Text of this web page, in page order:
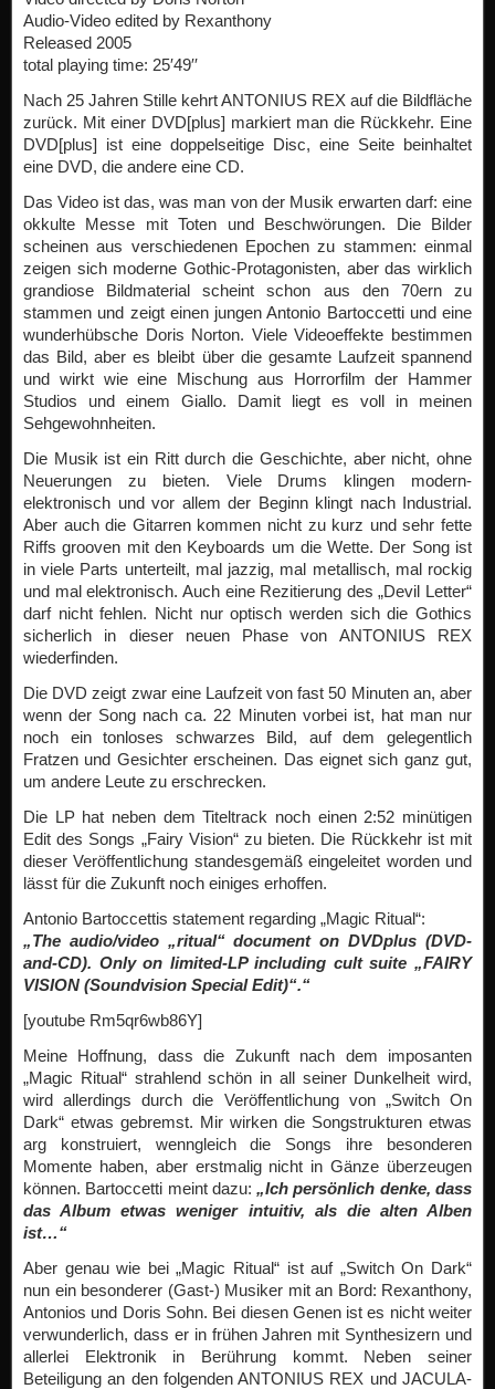
Audio-Video edited by Rexanthony
Released 2005
total playing time: 25′49′′
Nach 25 Jahren Stille kehrt ANTONIUS REX auf die Bildfläche
zurück. Mit einer DVD[plus] markiert man die Rückkehr. Eine
DVD[plus] ist eine doppelseitige Disc, eine Seite beinhaltet
eine DVD, die andere eine CD.
Das Video ist das, was man von der Musik erwarten darf: eine
okkulte Messe mit Toten und Beschwörungen. Die Bilder
scheinen aus verschiedenen Epochen zu stammen: einmal
zeigen sich moderne Gothic-Protagonisten, aber das wirklich
grandiose Bildmaterial scheint schon aus den 70ern zu
stammen und zeigt einen jungen Antonio Bartoccetti und eine
wunderhübsche Doris Norton. Viele Videoeffekte bestimmen
das Bild, aber es bleibt über die gesamte Laufzeit spannend
und wirkt wie eine Mischung aus Horrorfilm der Hammer
Studios und einem Giallo. Damit liegt es voll in meinen
Sehgewohnheiten.
Die Musik ist ein Ritt durch die Geschichte, aber nicht, ohne
Neuerungen zu bieten. Viele Drums klingen modern-
elektronisch und vor allem der Beginn klingt nach Industrial.
Aber auch die Gitarren kommen nicht zu kurz und sehr fette
Riffs grooven mit den Keyboards um die Wette. Der Song ist
in viele Parts unterteilt, mal jazzig, mal metallisch, mal rockig
und mal elektronisch. Auch eine Rezitierung des „Devil Letter“
darf nicht fehlen. Nicht nur optisch werden sich die Gothics
sicherlich in dieser neuen Phase von ANTONIUS REX
wiederfinden.
Die DVD zeigt zwar eine Laufzeit von fast 50 Minuten an, aber
wenn der Song nach ca. 22 Minuten vorbei ist, hat man nur
noch ein tonloses schwarzes Bild, auf dem gelegentlich
Fratzen und Gesichter erscheinen. Das eignet sich ganz gut,
um andere Leute zu erschrecken.
Die LP hat neben dem Titeltrack noch einen 2:52 minütigen
Edit des Songs „Fairy Vision“ zu bieten. Die Rückkehr ist mit
dieser Veröffentlichung standesgemäß eingeleitet worden und
lässt für die Zukunft noch einiges erhoffen.
Antonio Bartoccettis statement regarding „Magic Ritual“:
„The audio/video „ritual“ document on DVDplus (DVD-
and-CD). Only on limited-LP including cult suite „FAIRY
VISION (Soundvision Special Edit)“.“
[youtube Rm5qr6wb86Y]
Meine Hoffnung, dass die Zukunft nach dem imposanten
„Magic Ritual“ strahlend schön in all seiner Dunkelheit wird,
wird allerdings durch die Veröffentlichung von „Switch On
Dark“ etwas gebremst. Mir wirken die Songstrukturen etwas
arg konstruiert, wenngleich die Songs ihre besonderen
Momente haben, aber erstmalig nicht in Gänze überzeugen
können. Bartoccetti meint dazu: „Ich persönlich denke, dass
das Album etwas weniger intuitiv, als die alten Alben
ist…“
Aber genau wie bei „Magic Ritual“ ist auf „Switch On Dark“
nun ein besonderer (Gast-) Musiker mit an Bord: Rexanthony,
Antonios und Doris Sohn. Bei diesen Genen ist es nicht weiter
verwunderlich, dass er in frühen Jahren mit Synthesizern und
allerlei Elektronik in Berührung kommt. Neben seiner
Beteiligung an den folgenden ANTONIUS REX und JACULA-